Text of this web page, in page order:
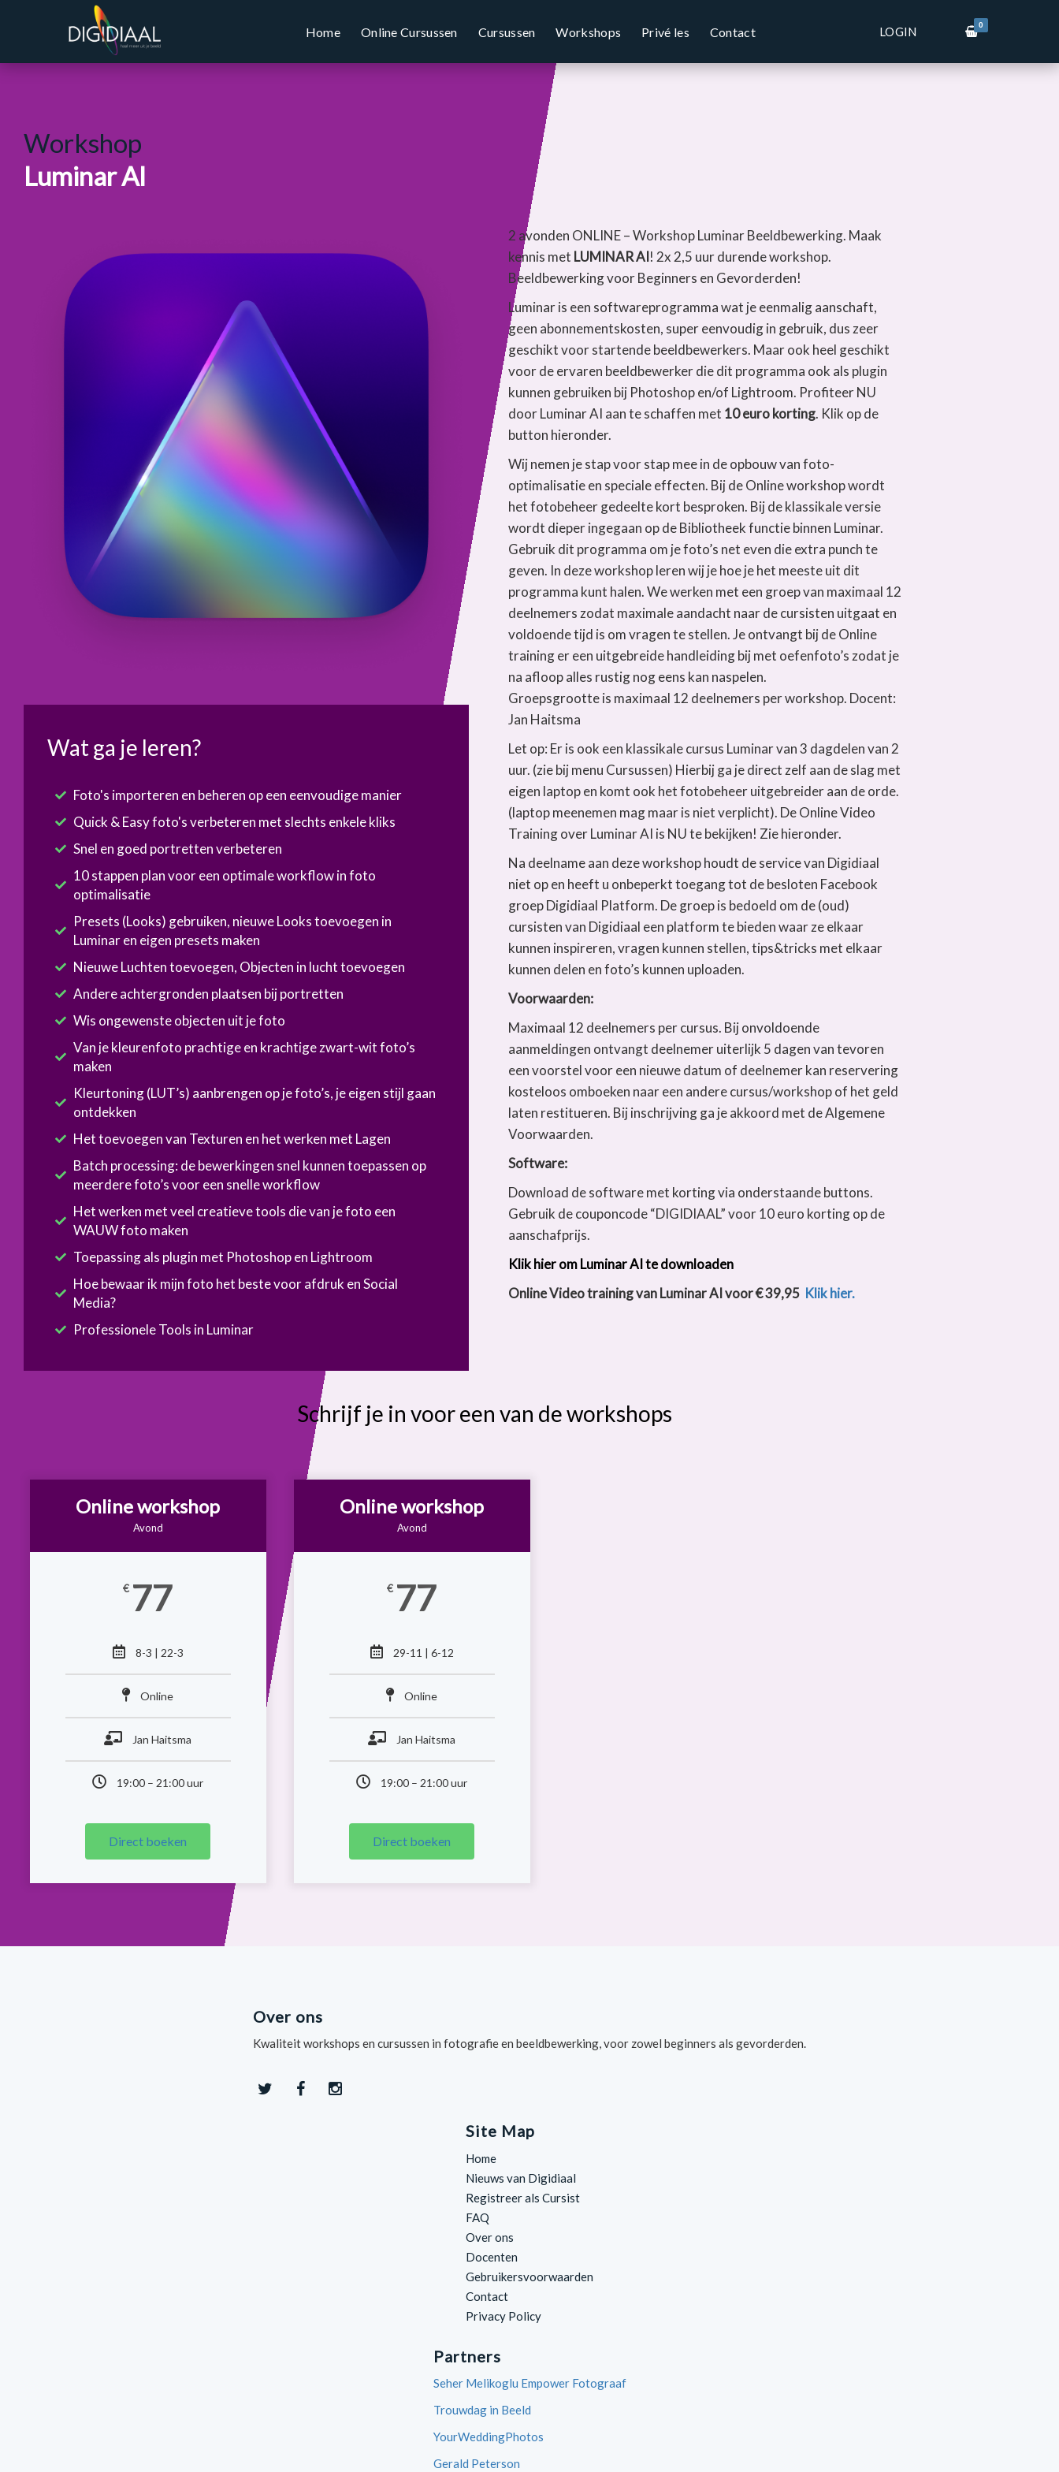
Home Online Cursussen Cursussen Workshops Privé les Contact LOGIN 0
Workshop
Luminar AI
Wat ga je leren?
Foto's importeren en beheren op een eenvoudige manier
Quick & Easy foto's verbeteren met slechts enkele kliks
Snel en goed portretten verbeteren
10 stappen plan voor een optimale workflow in foto
optimalisatie
Presets (Looks) gebruiken, nieuwe Looks toevoegen in
Luminar en eigen presets maken
Nieuwe Luchten toevoegen, Objecten in lucht toevoegen
Andere achtergronden plaatsen bij portretten
Wis ongewenste objecten uit je foto
Van je kleurenfoto prachtige en krachtige zwart-wit foto’s
maken
Kleurtoning (LUT’s) aanbrengen op je foto’s, je eigen stijl gaan
ontdekken
Het toevoegen van Texturen en het werken met Lagen
Batch processing: de bewerkingen snel kunnen toepassen op
meerdere foto’s voor een snelle workflow
Het werken met veel creatieve tools die van je foto een
WAUW foto maken
Toepassing als plugin met Photoshop en Lightroom
Hoe bewaar ik mijn foto het beste voor afdruk en Social
Media?
Professionele Tools in Luminar
2 avonden ONLINE – Workshop Luminar Beeldbewerking. Maak
kennis met LUMINAR AI! 2x 2,5 uur durende workshop.
Beeldbewerking voor Beginners en Gevorderden!
Luminar is een softwareprogramma wat je eenmalig aanschaft,
geen abonnementskosten, super eenvoudig in gebruik, dus zeer
geschikt voor startende beeldbewerkers. Maar ook heel geschikt
voor de ervaren beeldbewerker die dit programma ook als plugin
kunnen gebruiken bij Photoshop en/of Lightroom. Profiteer NU
door Luminar AI aan te schaffen met 10 euro korting. Klik op de
button hieronder.
Wij nemen je stap voor stap mee in de opbouw van foto-
optimalisatie en speciale effecten. Bij de Online workshop wordt
het fotobeheer gedeelte kort besproken. Bij de klassikale versie
wordt dieper ingegaan op de Bibliotheek functie binnen Luminar.
Gebruik dit programma om je foto’s net even die extra punch te
geven. In deze workshop leren wij je hoe je het meeste uit dit
programma kunt halen. We werken met een groep van maximaal 12
deelnemers zodat maximale aandacht naar de cursisten uitgaat en
voldoende tijd is om vragen te stellen. Je ontvangt bij de Online
training er een uitgebreide handleiding bij met oefenfoto’s zodat je
na afloop alles rustig nog eens kan naspelen.
Groepsgrootte is maximaal 12 deelnemers per workshop. Docent:
Jan Haitsma
Let op: Er is ook een klassikale cursus Luminar van 3 dagdelen van 2
uur. (zie bij menu Cursussen) Hierbij ga je direct zelf aan de slag met
eigen laptop en komt ook het fotobeheer uitgebreider aan de orde.
(laptop meenemen mag maar is niet verplicht). De Online Video
Training over Luminar AI is NU te bekijken! Zie hieronder.
Na deelname aan deze workshop houdt de service van Digidiaal
niet op en heeft u onbeperkt toegang tot de besloten Facebook
groep Digidiaal Platform. De groep is bedoeld om de (oud)
cursisten van Digidiaal een platform te bieden waar ze elkaar
kunnen inspireren, vragen kunnen stellen, tips&tricks met elkaar
kunnen delen en foto’s kunnen uploaden.
Voorwaarden:
Maximaal 12 deelnemers per cursus. Bij onvoldoende
aanmeldingen ontvangt deelnemer uiterlijk 5 dagen van tevoren
een voorstel voor een nieuwe datum of deelnemer kan reservering
kosteloos omboeken naar een andere cursus/workshop of het geld
laten restitueren. Bij inschrijving ga je akkoord met de Algemene
Voorwaarden.
Software:
Download de software met korting via onderstaande buttons.
Gebruik de couponcode “DIGIDIAAL” voor 10 euro korting op de
aanschafprijs.
Klik hier om Luminar AI te downloaden
Online Video training van Luminar AI voor € 39,95 Klik hier.
Schrijf je in voor een van de workshops
Online workshop
Avond
€ 77
8-3 | 22-3
Online
Jan Haitsma
19:00 – 21:00 uur
Direct boeken
Online workshop
Avond
€ 77
29-11 | 6-12
Online
Jan Haitsma
19:00 – 21:00 uur
Direct boeken
Over ons
Kwaliteit workshops en cursussen in fotografie en beeldbewerking, voor zowel beginners als gevorderden.
Site Map
Home
Nieuws van Digidiaal
Registreer als Cursist
FAQ
Over ons
Docenten
Gebruikersvoorwaarden
Contact
Privacy Policy
Partners
Seher Melikoglu Empower Fotograaf
Trouwdag in Beeld
YourWeddingPhotos
Gerald Peterson